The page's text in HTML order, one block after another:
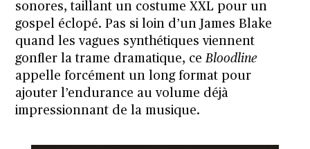
sonores, taillant un costume XXL pour un
gospel éclopé. Pas si loin d’un James Blake
quand les vagues synthétiques viennent
gonfler la trame dramatique, ceBloodline
appelle forcément un long format pour
ajouter l’endurance au volume déjà
impressionnant de la musique.